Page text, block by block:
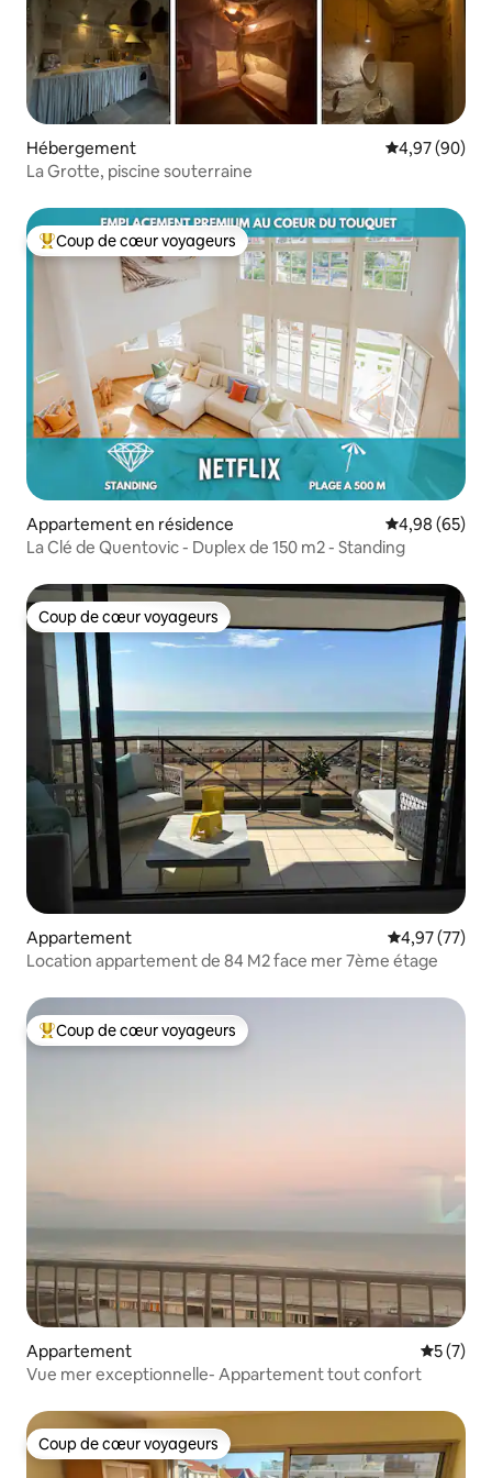
Hébergement Évaluation
4,97 (90)
La Grotte, piscine souterraine
Coups de cœur voyageurs les plus appréciés
Coup de cœur voyageurs
Appartement en résidence Évaluation
4,98 (65)
La Clé de Quentovic - Duplex de 150 m2 - Standing
Coup de cœur voyageurs
Coup de cœur voyageurs
Appartement Évaluation
4,97 (77)
Location appartement de 84 M2 face mer 7ème étage
Coups de cœur voyageurs les plus appréciés
Coup de cœur voyageurs
Appartement
5 (7)
Vue mer exceptionnelle- Appartement tout confort
Coup de cœur voyageurs
Coup de cœur voyageurs